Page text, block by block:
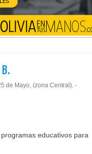
de Mayo, (zona Central). -
educativos para